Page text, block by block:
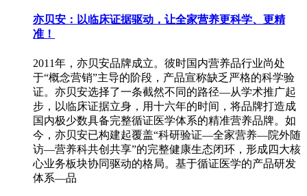
亦贝安：以临床证据驱动，让全家营养更科学、更精
准！
2011年，亦贝安品牌成立。彼时国内营养品行业尚处
于“概念营销”主导的阶段，产品宣称缺乏严格的科学验
证。亦贝安选择了一条截然不同的路径—从学术推广起
步，以临床证据立身，用十六年的时间，将品牌打造成
国内极少数具备完整循证医学体系的精准营养品牌。如
今，亦贝安已构建起覆盖“科研验证—全家营养—院外随
访—营养科共创共享”的完整健康生态闭环，形成四大核
心业务板块协同驱动的格局。基于循证医学的产品研发
体系—品